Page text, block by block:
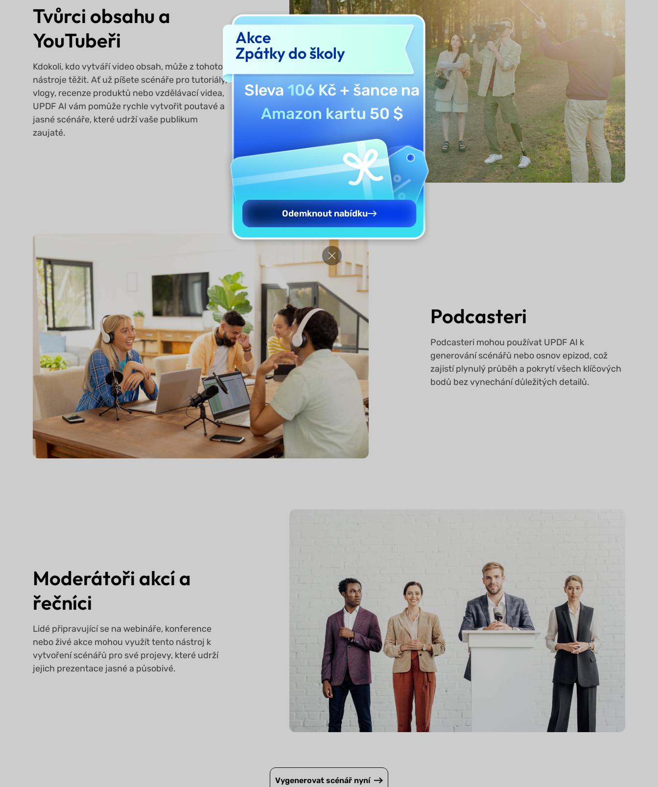
Tvůrci obsahu a
YouTubeři
Kdokoli, kdo vytváří video obsah, může z tohoto
nástroje těžit. Ať už píšete scénáře pro tutoriály,
vlogy, recenze produktů nebo vzdělávací videa,
UPDF AI vám pomůže rychle vytvořit poutavé a
jasné scénáře, které udrží vaše publikum
zaujaté.
Podcasteri
Podcasteri mohou používat UPDF AI k
generování scénářů nebo osnov epizod, což
zajistí plynulý průběh a pokrytí všech klíčových
bodů bez vynechání důležitých detailů.
Moderátoři akcí a
řečníci
Lidé připravující se na webináře, konference
nebo živé akce mohou využít tento nástroj k
vytvoření scénářů pro své projevy, které udrží
jejich prezentace jasné a působivé.
Vygenerovat scénář nyní
Akce
Zpátky do školy
Sleva 106 Kč + šance na
Amazon kartu 50 $
Odemknout nabídku